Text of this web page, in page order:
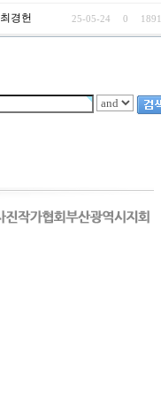
최경헌 25-05-24 0 1891